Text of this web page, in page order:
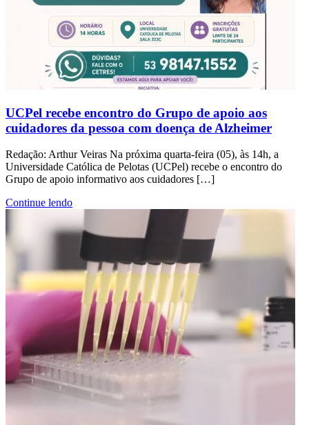
UCPel recebe encontro do Grupo de apoio aos
cuidadores da pessoa com doença de Alzheimer
Redação: Arthur Veiras Na próxima quarta-feira (05), às 14h, a
Universidade Católica de Pelotas (UCPel) recebe o encontro do
Grupo de apoio informativo aos cuidadores […]
Continue lendo